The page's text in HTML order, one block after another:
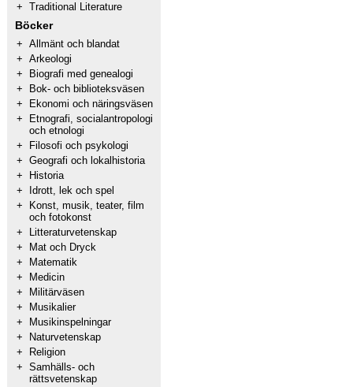
+ Traditional Literature
Böcker
+ Allmänt och blandat
+ Arkeologi
+
Biografi med genealogi
+
Bok- och biblioteksväsen
+
Ekonomi och näringsväsen
+
Etnografi, socialantropologi
och etnologi
+
Filosofi och psykologi
+ Geografi och lokalhistoria
+
Historia
+
Idrott, lek och spel
+
Konst, musik, teater, film
och fotokonst
+
Litteraturvetenskap
+
Mat och Dryck
+
Matematik
+
Medicin
+
Militärväsen
+
Musikalier
+
Musikinspelningar
+
Naturvetenskap
+
Religion
+ Samhälls- och
rättsvetenskap